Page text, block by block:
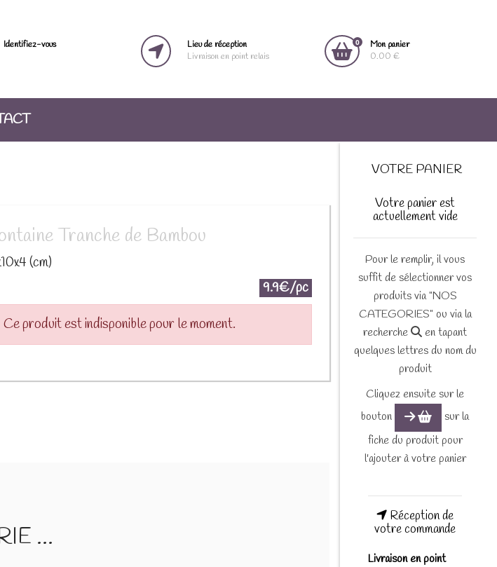
Identifiez-vous
Lieu de réception
Livraison en point relais
0
Mon panier
0.00 €
Tranche de Bambou
(cm)
9.9€/pc
Ce produit est indisponible pour le moment.
...
VOTRE PANIER
Votre panier est
actuellement vide
Pour le remplir, il vous
suffit de sélectionner vos
produits via "NOS
CATEGORIES" ou via la
recherche
en tapant
quelques lettres du nom du
produit
Cliquez ensuite sur le
bouton
sur la
fiche du produit pour
l'ajouter à votre panier
Réception de
votre commande
Livraison en point